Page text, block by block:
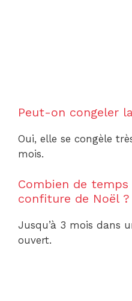
Peut-on congeler
Oui, elle se congèle
mois.
Combien de temps
confiture de Noël ?
Jusqu’à 3 mois dans
ouvert.